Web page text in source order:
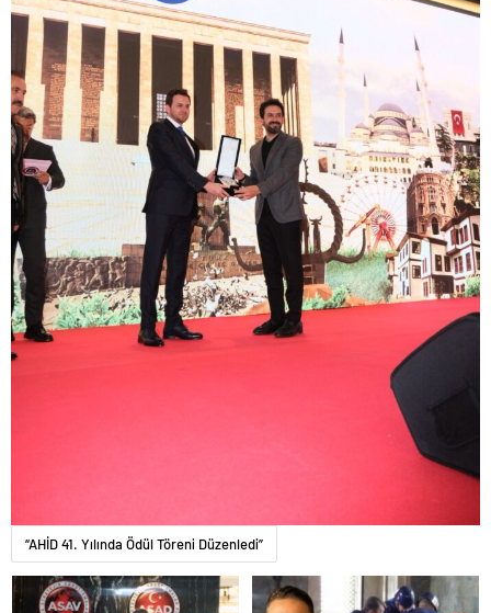
“AHİD 41. Yılında Ödül Töreni Düzenledi”